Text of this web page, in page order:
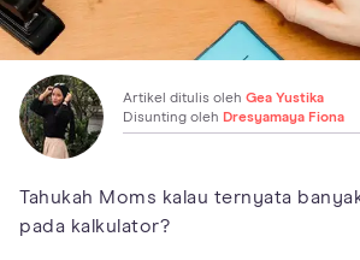
Artikel ditulis oleh Gea Yustika
Disunting oleh Dresyamaya Fiona
Tahukah Moms kalau ternyata
pada kalkulator?